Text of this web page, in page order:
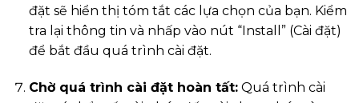
đặt sẽ hiển thị tóm tắt các lựa chọn của bạn. Kiểm
tra lại thông tin và nhấp vào nút “Install” (Cài đặt)
để bắt đầu quá trình cài đặt.
Chờ quá trình cài đặt hoàn tất:Quá trình cài